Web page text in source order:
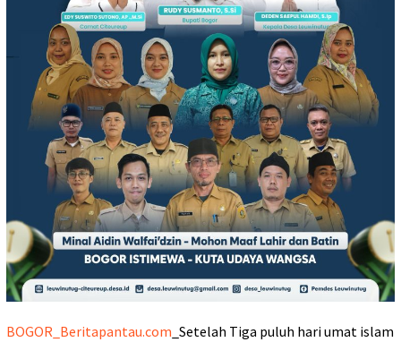
BOGOR_Beritapantau.com _Setelah Tiga puluh hari umat islam